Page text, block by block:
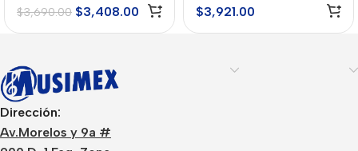
$3,690.00 $3,408.00
$3,921.00
Dirección:
Av.Morelos y 9a #